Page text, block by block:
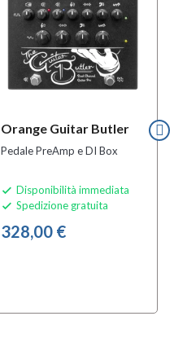
Orange Guitar Butler
Pedale PreAmp e DI Box
 Disponibilità immediata
 Spedizione gratuita
328,00 €